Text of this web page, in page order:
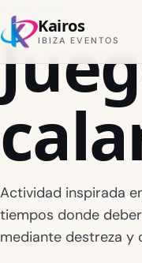
Kairos
IBIZA EVENTOS
Actividad inspirada
tiempos donde
mediante destreza y